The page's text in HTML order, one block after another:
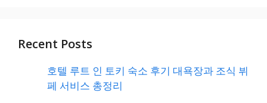
Recent Posts
호텔 루트 인 토키 숙소 후기 대욕장과 조식 뷔
페 서비스 총정리